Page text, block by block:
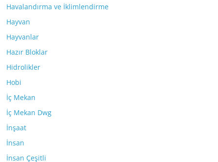
Havalandırma ve İklimlendirme
Hayvan
Hayvanlar
Hazır Bloklar
Hidrolikler
Hobi
İç Mekan
İç Mekan Dwg
İnşaat
İnsan
İnsan Çeşitli